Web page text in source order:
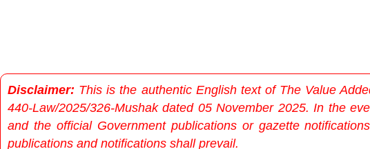
Disclaimer: This is the authentic English text of The Value
440-Law/2025/326-Mushak dated 05 November 2025. In the
and the official Government publications or gazette
publications and notifications shall prevail.